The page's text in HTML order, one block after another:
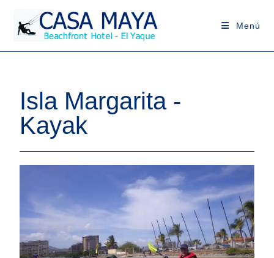
Menú
Isla Margarita -
Kayak